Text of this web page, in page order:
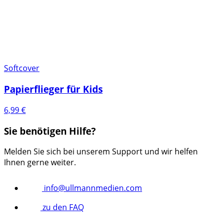
Softcover
Papierflieger für Kids
6,99€
Sie benötigen Hilfe?
Melden Sie sich bei unserem Support und wir helfen
Ihnen gerne weiter.
info@ullmannmedien.com
zu den FAQ